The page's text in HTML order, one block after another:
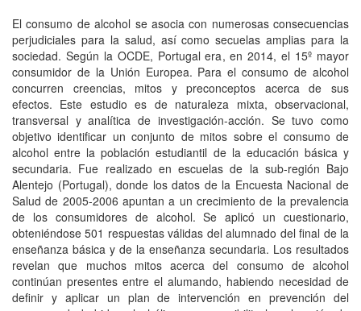
El consumo de alcohol se asocia con numerosas consecuencias
perjudiciales para la salud, así como secuelas amplias para la
sociedad. Según la OCDE, Portugal era, en 2014, el 15º mayor
consumidor de la Unión Europea. Para el consumo de alcohol
concurren creencias, mitos y preconceptos acerca de sus
efectos. Este estudio es de naturaleza mixta, observacional,
transversal y analítica de investigación-acción. Se tuvo como
objetivo identificar un conjunto de mitos sobre el consumo de
alcohol entre la población estudiantil de la educación básica y
secundaria. Fue realizado en escuelas de la sub-región Bajo
Alentejo (Portugal), donde los datos de la Encuesta Nacional de
Salud de 2005-2006 apuntan a un crecimiento de la prevalencia
de los consumidores de alcohol. Se aplicó un cuestionario,
obteniéndose 501 respuestas válidas del alumnado del final de la
enseñanza básica y de la enseñanza secundaria. Los resultados
revelan que muchos mitos acerca del consumo de alcohol
continúan presentes entre el alumando, habiendo necesidad de
definir y aplicar un plan de intervención en prevención del